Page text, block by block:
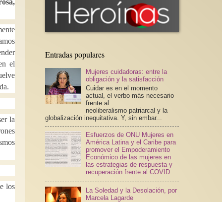
el
la
los
Entradas populares
Mujeres cuidadoras: entre la
obligación y la satisfacción
Cuidar es en el momento
actual, el verbo más necesario
frente al
neoliberalismo patriarcal y la
globalización inequitativa. Y, sin embar...
Esfuerzos de ONU Mujeres en
América Latina y el Caribe para
promover el Empoderamiento
Económico de las mujeres en
las estrategias de respuesta y
recuperación frente al COVID
La Soledad y la Desolación, por
Marcela Lagarde